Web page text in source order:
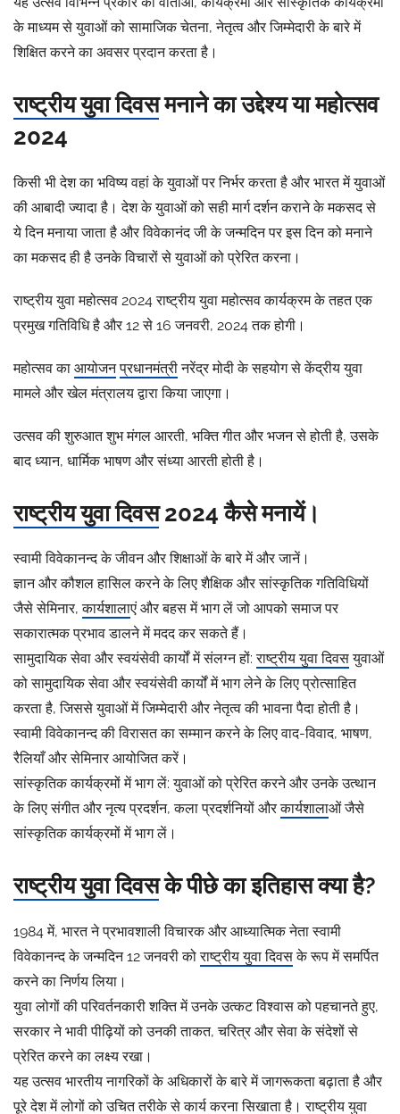
के माध्यम से युवाओं को सामाजिक चेतना, नेतृत्व और जिम्मेदारी के बारे में
शिक्षित करने का अवसर प्रदान करता है।
राष्ट्रीय युवा दिवसमनाने का उद्देश्य या महोत्सव
2024
किसी भी देश का भविष्य वहां के युवाओं पर निर्भर करता है और भारत में युवाओं
की आबादी ज्यादा है। देश के युवाओं को सही मार्ग दर्शन कराने के मकसद से
ये दिन मनाया जाता है और विवेकानंद जी के जन्मदिन पर इस दिन को मनाने
का मकसद ही है उनके विचारों से युवाओं को प्रेरित करना।
राष्ट्रीय युवा महोत्सव 2024 राष्ट्रीय युवा महोत्सव कार्यक्रम के तहत एक
प्रमुख गतिविधि है और 12 से 16 जनवरी, 2024 तक होगी।
महोत्सव का आयोजन प्रधानमंत्रीनरेंद्र मोदी के सहयोग से केंद्रीय युवा
मामले और खेल मंत्रालय द्वारा किया जाएगा।
उत्सव की शुरुआत शुभ मंगल आरती, भक्ति गीत और भजन से होती है, उसके
बाद ध्यान, धार्मिक भाषण और संध्या आरती होती है।
राष्ट्रीय युवा दिवस2024 कैसे मनायें।
स्वामी विवेकानन्द के जीवन और शिक्षाओं के बारे में और जानें।
ज्ञान और कौशल हासिल करने के लिए शैक्षिक और सांस्कृतिक गतिविधियों
जैसे सेमिनार,कार्यशालाएं और बहस में भाग लें जो आपको समाज पर
सकारात्मक प्रभाव डालने में मदद कर सकते हैं।
सामुदायिक सेवा और स्वयंसेवी कार्यों में संलग्न हों:राष्ट्रीय युवा दिवसयुवाओं
को सामुदायिक सेवा और स्वयंसेवी कार्यों में भाग लेने के लिए प्रोत्साहित
करता है, जिससे युवाओं में जिम्मेदारी और नेतृत्व की भावना पैदा होती है।
स्वामी विवेकानन्द की विरासत का सम्मान करने के लिए वाद-विवाद, भाषण,
रैलियाँ और सेमिनार आयोजित करें।
सांस्कृतिक कार्यक्रमों में भाग लें: युवाओं को प्रेरित करने और उनके उत्थान
के लिए संगीत और नृत्य प्रदर्शन, कला प्रदर्शनियों औरकार्यशालाओं जैसे
सांस्कृतिक कार्यक्रमों में भाग लें।
राष्ट्रीय युवा दिवसके पीछे का इतिहास क्या है?
1984 में, भारत ने प्रभावशाली विचारक और आध्यात्मिक नेता स्वामी
विवेकानन्द के जन्मदिन 12 जनवरी कोराष्ट्रीय युवा दिवसके रूप में समर्पित
करने का निर्णय लिया।
युवा लोगों की परिवर्तनकारी शक्ति में उनके उत्कट विश्वास को पहचानते हुए,
सरकार ने भावी पीढ़ियों को उनकी ताकत, चरित्र और सेवा के संदेशों से
प्रेरित करने का लक्ष्य रखा।
यह उत्सव भारतीय नागरिकों के अधिकारों के बारे में जागरूकता बढ़ाता है और
पूरे देश में लोगों को उचित तरीके से कार्य करना सिखाता है।राष्ट्रीय युवा